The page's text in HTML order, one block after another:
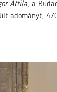
Attila, a
adományt,